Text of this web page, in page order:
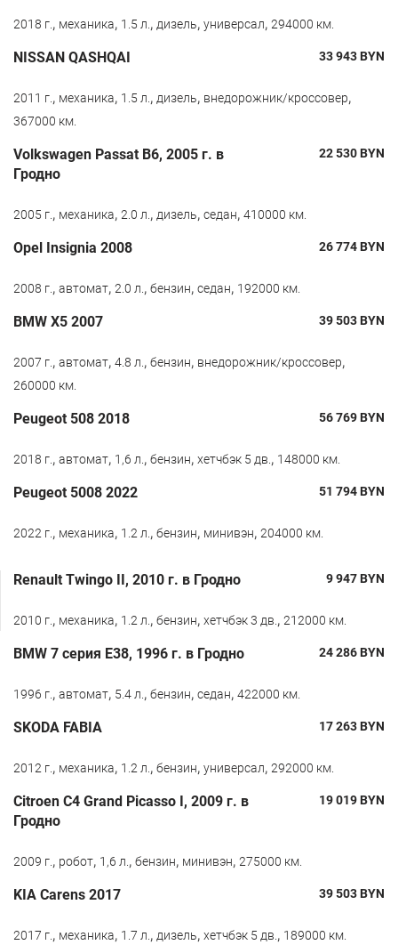
2018 г., механика, 1.5 л., дизель, универсал, 294000 км.
NISSAN QASHQAI 33 943BYN
2011 г., механика, 1.5 л., дизель, внедорожник/кроссовер,
367000 км.
Volkswagen Passat B6, 2005 г. в
Гродно
22 530BYN
2005 г., механика, 2.0 л., дизель, седан, 410000 км.
Opel Insignia 2008 26 774BYN
2008 г., автомат, 2.0 л., бензин, седан, 192000 км.
BMW X5 2007 39 503BYN
2007 г., автомат, 4.8 л., бензин, внедорожник/кроссовер,
260000 км.
Peugeot 508 2018 56 769BYN
2018 г., автомат, 1,6 л., бензин, хетчбэк 5 дв., 148000 км.
Peugeot 5008 2022 51 794BYN
2022 г., механика, 1.2 л., бензин, минивэн, 204000 км.
Renault Twingo II, 2010 г. в Гродно 9 947BYN
2010 г., механика, 1.2 л., бензин, хетчбэк 3 дв., 212000 км.
BMW 7 серия E38, 1996 г. в Гродно 24 286BYN
1996 г., автомат, 5.4 л., бензин, седан, 422000 км.
SKODA FABIA 17 263BYN
2012 г., механика, 1.2 л., бензин, универсал, 292000 км.
Citroen C4 Grand Picasso I, 2009 г. в
Гродно
19 019BYN
2009 г., робот, 1,6 л., бензин, минивэн, 275000 км.
KIA Carens 2017 39 503BYN
2017 г., механика, 1.7 л., дизель, хетчбэк 5 дв., 189000 км.